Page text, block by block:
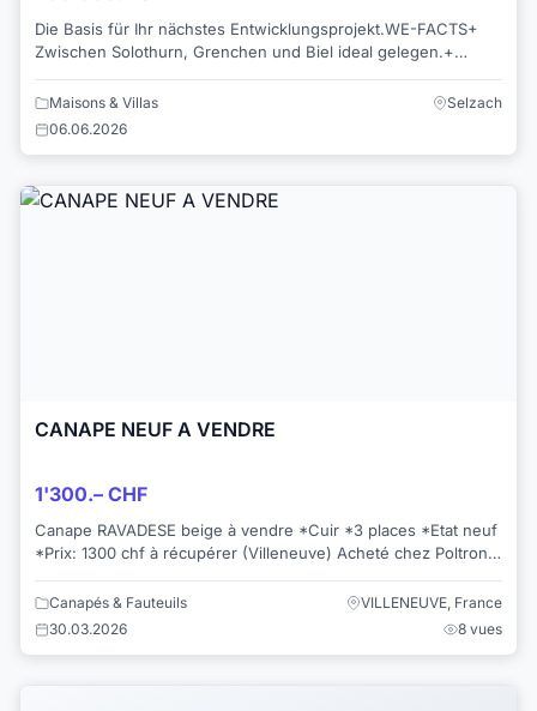
Die Basis für Ihr nächstes Entwicklungsprojekt.WE-FACTS+
Zwischen Solothurn, Grenchen und Biel ideal gelegen.+
Maisons & Villas
Selzach
06.06.2026
CANAPE NEUF A VENDRE
1'300.– CHF
Canape RAVADESE beige à vendre *Cuir *3 places *Etat neuf
*Prix: 1300 chf à récupérer (Villeneuve) Acheté chez Poltron
Canapés & Fauteuils
VILLENEUVE, France
30.03.2026
8 vues